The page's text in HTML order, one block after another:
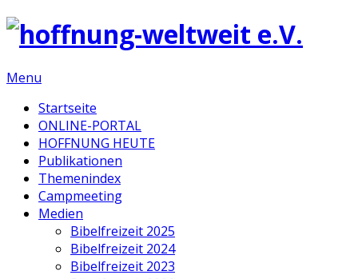
Menu
Startseite
ONLINE-PORTAL
HOFFNUNG HEUTE
Publikationen
Themenindex
Campmeeting
Medien
Bibelfreizeit 2025
Bibelfreizeit 2024
Bibelfreizeit 2023